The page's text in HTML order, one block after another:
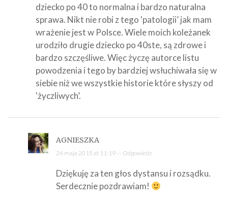
dziecko po 40 to normalna i bardzo naturalna
sprawa. Nikt nie robi z tego 'patologii’ jak mam
wrażenie jest w Polsce. Wiele moich koleżanek
urodziło drugie dziecko po 40ste, są zdrowe i
bardzo szczęśliwe. Więc życzę autorce listu
powodzenia i tego by bardziej wsłuchiwała się w
siebie niż we wszystkie historie które słyszy od
'życzliwych’.
AGNIESZKA
24 maja 2015 at 11:19 — Odpowiedz
Dziękuję za ten głos dystansu i rozsądku.
Serdecznie pozdrawiam!